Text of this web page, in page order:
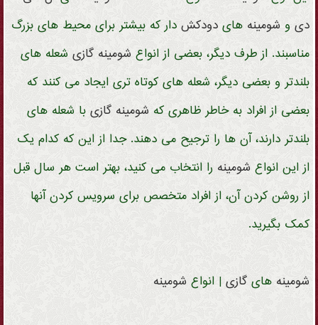
دیو شومینه های دودکشدار که بیشتر برای محیط های بزرگ
مناسبند. از طرف دیگر، بعضی از انواع شومینه گازیشعله های
بلندتر و بعضی دیگر، شعله های کوتاه تری ایجاد می کنند که
بعضی از افراد به خاطر ظاهری که شومینه گازیبا شعله های
بلندتر دارند، آن ها را ترجیح می دهند. جدا از این که کدام یک
از این انواع شومینه را انتخاب می کنید، بهتر است هر سال قبل
از روشن کردن آن، از افراد متخصص برای سرویس کردن آنها
کمک بگیرید.
شومینه های گازی| انواع شومینه